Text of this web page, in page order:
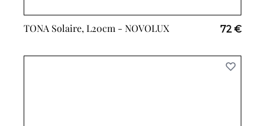
TONA Solaire, L20cm - NOVOLUX 72 €